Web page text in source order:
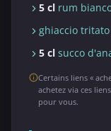
5 cl rum
ghiaccio tritato
5 cl succo
Certains liens «
achetez via ces
pour vous.